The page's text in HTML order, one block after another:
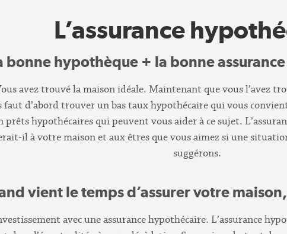
L’assurance
bonne hypothèque + la bonne
avez trouvé la maison idéale. Maintenant que vous l’avez
d’abord trouver un bas taux hypothécaire qui vous
prêts hypothécaires qui peuvent vous aider à ce sujet.
il à votre maison et aux êtres que vous aimez si une
suggérons.
vient le temps d’assurer votre
avec une assurance hypothécaire. L’assurance